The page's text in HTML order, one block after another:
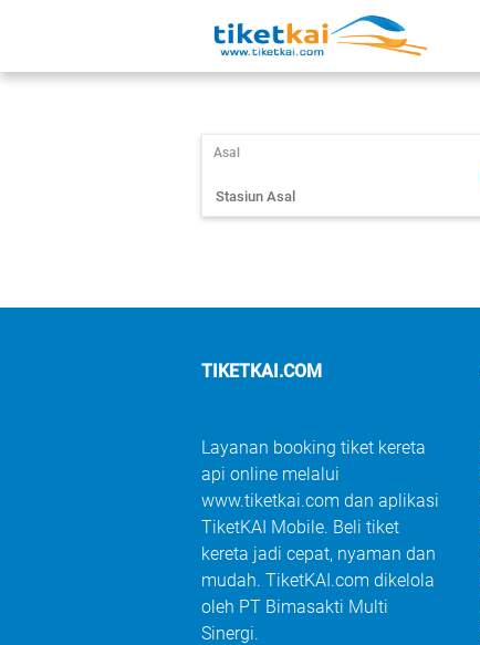
Asal
TIKETKAI.COM
Layanan booking tiket kereta
api online melalui
www.tiketkai.com dan aplikasi
TiketKAI Mobile. Beli tiket
kereta jadi cepat, nyaman dan
mudah. TiketKAI.com dikelola
oleh PT Bimasakti Multi
Sinergi.